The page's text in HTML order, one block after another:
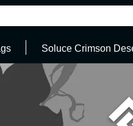
Soluce Crimson